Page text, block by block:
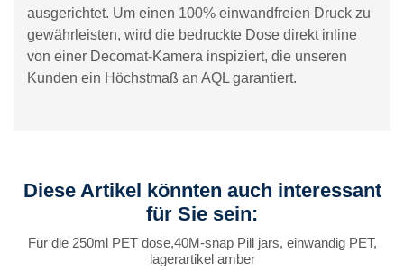
ausgerichtet. Um einen 100% einwandfreien Druck zu
gewährleisten, wird die bedruckte Dose direkt inline
von einer Decomat-Kamera inspiziert, die unseren
Kunden ein Höchstmaß an AQL garantiert.
Diese Artikel könnten auch interessant
für Sie sein:
Für die 250ml PET dose,40M-snap Pill jars, einwandig PET,
lagerartikel amber